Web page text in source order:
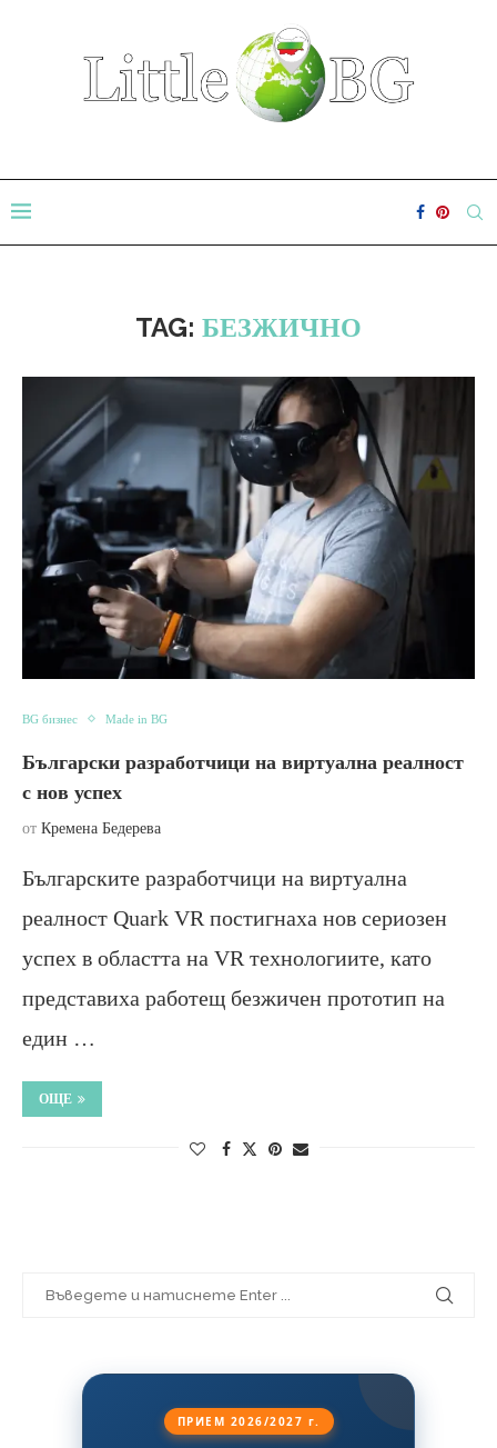
TAG: БЕЗЖИЧНО
BG бизнес Made in BG
Български разработчици на виртуална реалност
с нов успех
от Кремена Бедерева
Българските разработчици на виртуална
реалност Quark VR постигнаха нов сериозен
успех в областта на VR технологиите, като
представиха работещ безжичен прототип на
един …
ОЩЕ
ПРИЕМ 2026/2027 г.